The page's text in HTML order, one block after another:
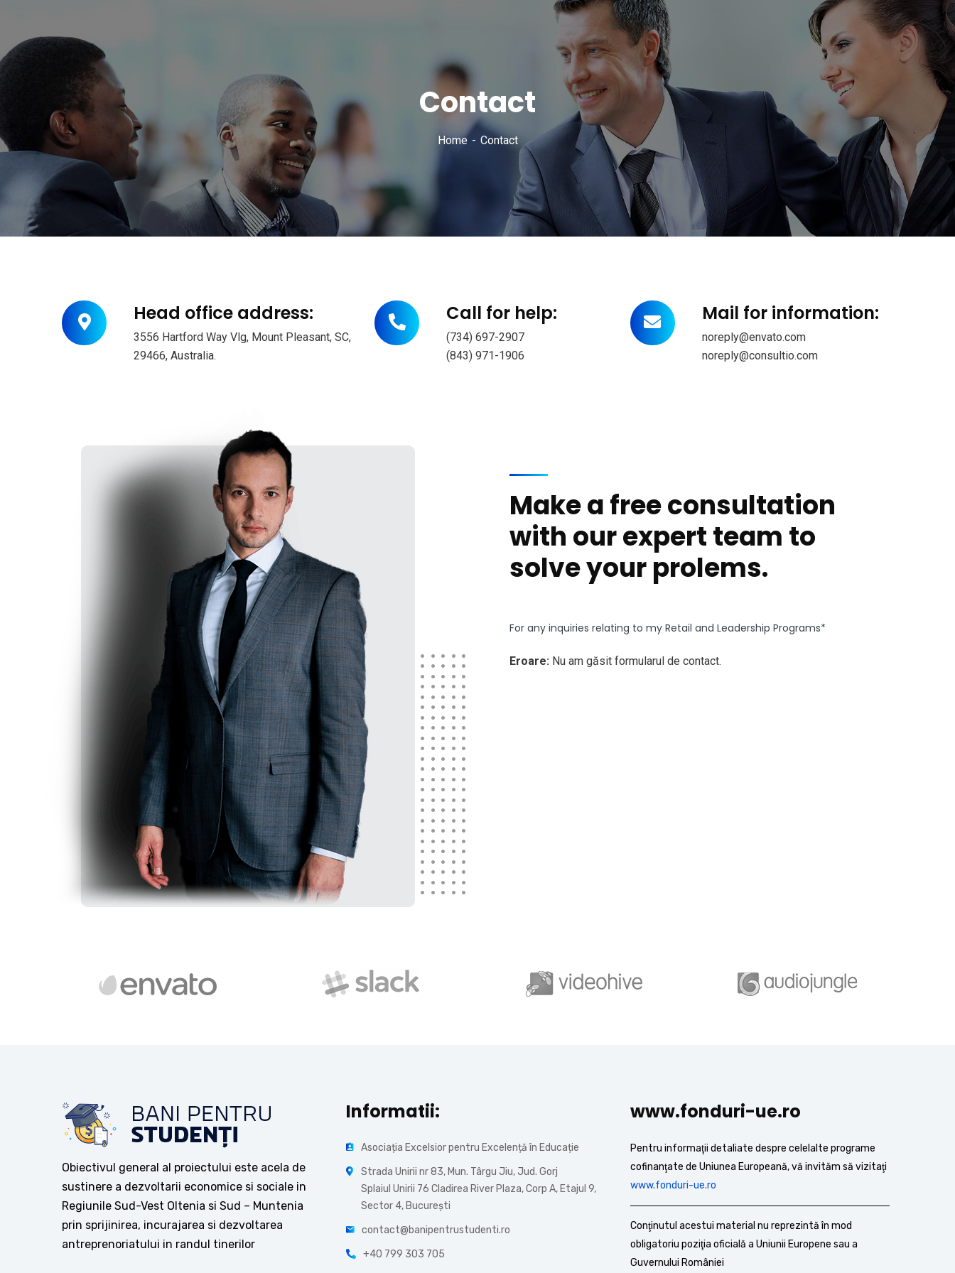
Contact
Home Contact
Head office address:
3556 Hartford Way Vlg, Mount Pleasant, SC,
29466, Australia.
Call for help:
(734) 697-2907
(843) 971-1906
Mail for information:
noreply@envato.com
noreply@consultio.com
Make a free consultation
with our expert team to
solve your prolems.
For any inquiries relating to my Retail and Leadership Programs*
Eroare: Nu am găsit formularul de contact.
Obiectivul general al proiectului este acela de
sustinere a dezvoltarii economice si sociale in
Regiunile Sud-Vest Oltenia si Sud – Muntenia
prin sprijinirea, incurajarea si dezvoltarea
antreprenoriatului in randul tinerilor
Informatii:
Asociația Excelsior pentru Excelență în Educație
Strada Unirii nr 83, Mun. Târgu Jiu, Jud. Gorj
Splaiul Unirii 76 Cladirea River Plaza, Corp A, Etajul 9,
Sector 4, București
contact@banipentrustudenti.ro
+40 799 303 705
www.fonduri-ue.ro
Pentru informaţii detaliate despre celelalte programe
cofinanţate de Uniunea Europeană, vă invităm să vizitaţi
www.fonduri-ue.ro
Conţinutul acestui material nu reprezintă în mod
obligatoriu poziţia oficială a Uniunii Europene sau a
Guvernului României